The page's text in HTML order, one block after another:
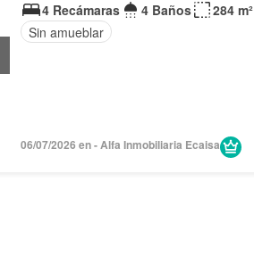
4 Recámaras
4 Baños
284 m²
Sin amueblar
06/07/2026 en - Alfa Inmobiliaria Ecaisa